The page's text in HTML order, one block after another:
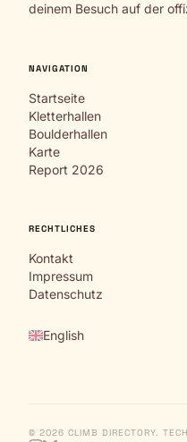
deinem Besuch auf der
NAVIGATION
Startseite
Kletterhallen
Boulderhallen
Karte
Report 2026
RECHTLICHES
Kontakt
Impressum
Datenschutz
English
© 2026 CLIMB DIRECTORY.